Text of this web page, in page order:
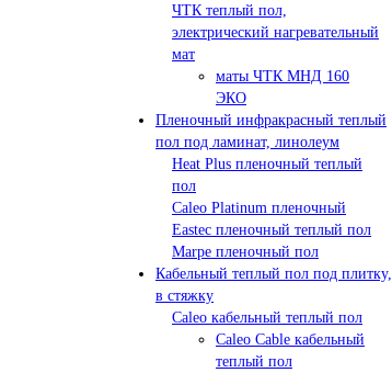
ЧТК теплый пол,
электрический нагревательный
мат
маты ЧТК МНД 160
ЭКО
Пленочный инфракрасный теплый
пол под ламинат, линолеум
Heat Plus пленочный теплый
пол
Caleo Platinum пленочный
Eastec пленочный теплый пол
Marpe пленочный пол
Кабельный теплый пол под плитку,
в стяжку
Caleo кабельный теплый пол
Caleo Cable кабельный
теплый пол